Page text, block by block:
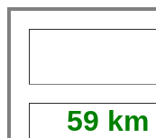
59 km